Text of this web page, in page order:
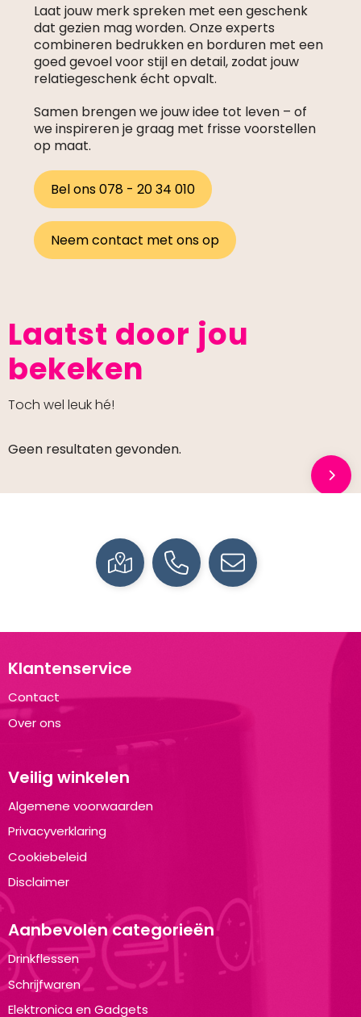
Laat jouw merk spreken met een geschenk
dat gezien mag worden. Onze experts
combineren bedrukken en borduren met een
goed gevoel voor stijl en detail, zodat jouw
relatiegeschenk écht opvalt.
Samen brengen we jouw idee tot leven – of
we inspireren je graag met frisse voorstellen
op maat.
Bel ons 078 - 20 34 010
Neem contact met ons op
Laatst door jou
bekeken
Toch wel leuk hé!
Geen resultaten gevonden.
Klantenservice
Contact
Over ons
Veilig winkelen
Algemene voorwaarden
Privacyverklaring
Cookiebeleid
Disclaimer
Aanbevolen categorieën
Drinkflessen
Schrijfwaren
Elektronica en Gadgets